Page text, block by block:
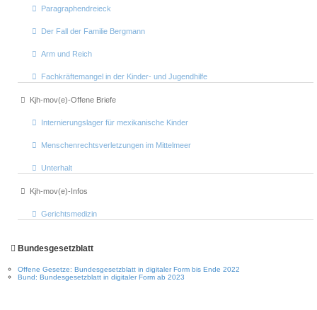
Paragraphendreieck
Der Fall der Familie Bergmann
Arm und Reich
Fachkräftemangel in der Kinder- und Jugendhilfe
Kjh-mov(e)-Offene Briefe
Internierungslager für mexikanische Kinder
Menschenrechtsverletzungen im Mittelmeer
Unterhalt
Kjh-mov(e)-Infos
Gerichtsmedizin
Bundesgesetzblatt
Offene Gesetze: Bundesgesetzblatt in digitaler Form bis Ende 2022
Bund: Bundesgesetzblatt in digitaler Form ab 2023